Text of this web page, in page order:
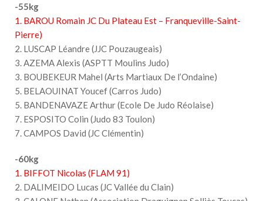
-55kg
1. BAROU Romain JC Du Plateau Est – Franqueville-Saint-
Pierre)
2. LUSCAP Léandre (JJC Pouzaugeais)
3. AZEMA Alexis (ASPTT Moulins Judo)
3. BOUBEKEUR Mahel (Arts Martiaux De l’Ondaine)
5. BELAOUINAT Youcef (Carros Judo)
5. BANDENAVAZE Arthur (Ecole De Judo Réolaise)
7. ESPOSITO Colin (Judo 83 Toulon)
7. CAMPOS David (JC Clémentin)
-60kg
1. BIFFOT Nicolas (FLAM 91)
2. DALIMEIDO Lucas (JC Vallée du Clain)